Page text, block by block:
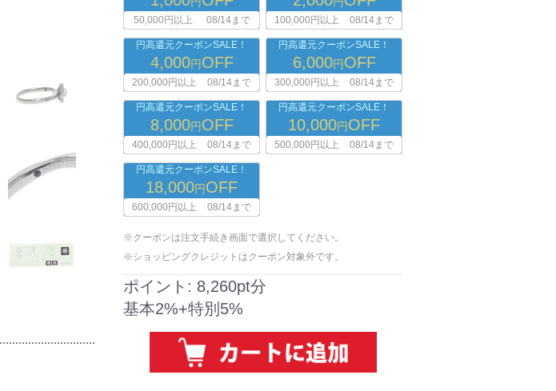
50,000円以上 08/14まで 100,000円以上 08/14まで
円高還元クーポンSALE！
4,000円OFF
200,000円以上 08/14まで
円高還元クーポンSALE！
6,000円OFF
300,000円以上 08/14まで
円高還元クーポンSALE！
8,000円OFF
400,000円以上 08/14まで
円高還元クーポンSALE！
10,000円OFF
500,000円以上 08/14まで
円高還元クーポンSALE！
18,000円OFF
600,000円以上 08/14まで
※クーポンは注文手続き画面で選択してください。
※ショッピングクレジットはクーポン対象外です。
ポイント: 8,260pt分
基本2%+特別5%